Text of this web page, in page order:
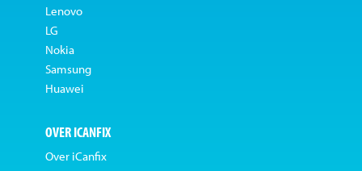
Lenovo
LG
Nokia
Samsung
Huawei
OVER ICANFIX
Over iCanfix